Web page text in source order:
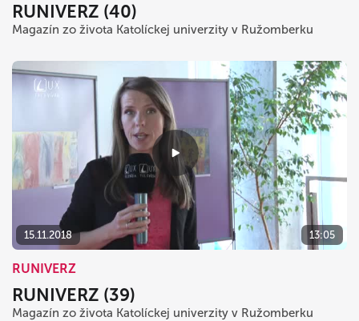
RUNIVERZ (40)
Magazín zo života Katolíckej univerzity v Ružomberku
15.11.2018 13:05
RUNIVERZ
RUNIVERZ (39)
Magazín zo života Katolíckej univerzity v Ružomberku